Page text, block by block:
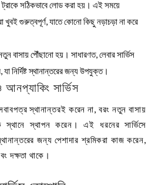
সঠিকভাবে লোড করা হয়। এই সময়ে
খুবই গুরুত্বপূর্ণ, যাতে কোনো কিছু নড়াচড়া না করে
বাসায় পৌঁছানো হয়। সাধারণত, লেবার সার্ভিস
নির্দিষ্ট স্থানান্তরের জন্য উপযুক্ত।
আনপ্যাকিং সার্ভিস
স্থানান্তরই করেন না, বরং নতুন বাসায়
স্থাপন করেন। এই ধরনের সার্ভিসে
জন্য পেশাদার শ্রমিকরা কাজ করেন,
দক্ষতা থাকে।